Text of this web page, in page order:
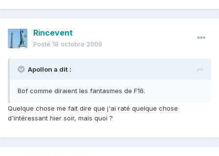
Rincevent
Posté 18 octobre 2009
Apollon a dit :
Bof comme diraient les fantasmes de F16.
Quelque chose me fait dire que j'ai raté quelque chose
d'intéressant hier soir, mais quoi ?